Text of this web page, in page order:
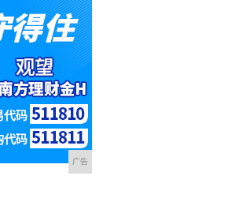
广告